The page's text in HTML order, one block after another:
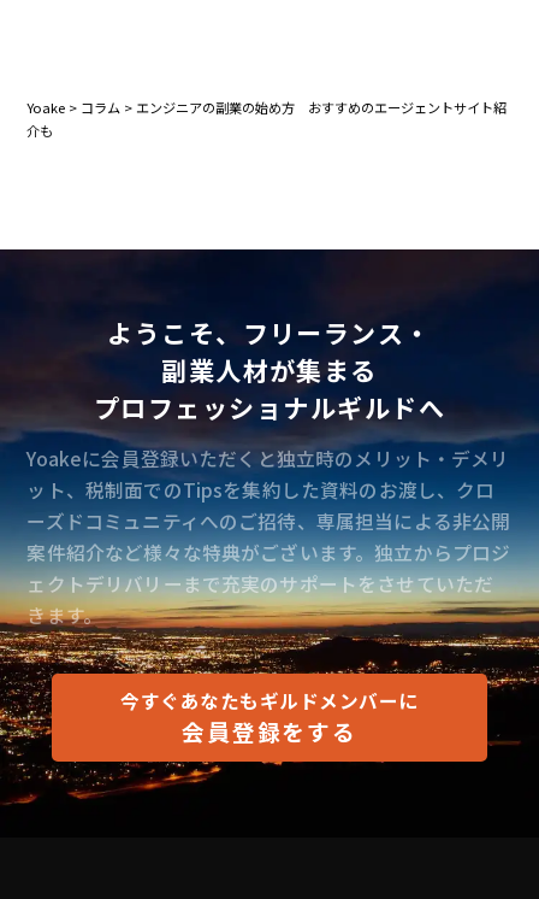
Yoake > コラム > エンジニアの副業の始め方 おすすめのエージェントサイト紹
介も
ようこそ、フリーランス・
副業人材が集まる
プロフェッショナルギルドへ
Yoakeに会員登録いただくと独立時のメリット・デメリ
ット、税制面でのTipsを集約した資料のお渡し、クロ
ーズドコミュニティへのご招待、専属担当による非公開
案件紹介など様々な特典がございます。独立からプロジ
ェクトデリバリーまで充実のサポートをさせていただ
きます。
今すぐあなたもギルドメンバーに
会員登録をする